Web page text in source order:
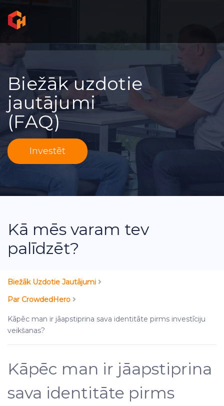
Biežāk uzdotie
jautājumi
(FAQ)
Investēt
Kā mēs varam tev
palīdzēt?
Biežāk Uzdotie Jautājumi
Par CrowdedHero
Kāpēc man ir jāapstiprina sava identitāte pirms investīciju
veikšanas?
Kāpēc man ir jāapstiprina
sava identitāte pirms